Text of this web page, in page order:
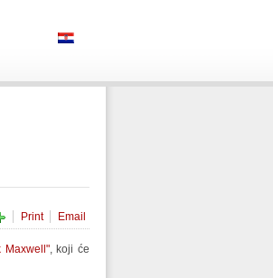
Print Email
Maxwell", koji će